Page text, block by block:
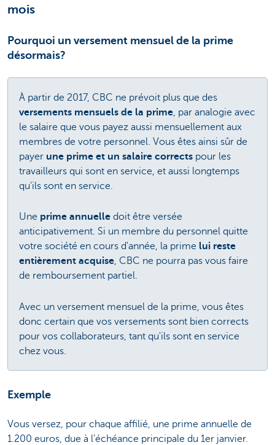
mois
Pourquoi un versement mensuel de la prime
désormais?
À partir de 2017, CBC ne prévoit plus que des
versements mensuels de la prime, par analogie avec
le salaire que vous payez aussi mensuellement aux
membres de votre personnel. Vous êtes ainsi sûr de
payer une prime et un salaire corrects pour les
travailleurs qui sont en service, et aussi longtemps
qu'ils sont en service.
Une prime annuelle doit être versée
anticipativement. Si un membre du personnel quitte
votre société en cours d'année, la prime lui reste
entièrement acquise, CBC ne pourra pas vous faire
de remboursement partiel.
Avec un versement mensuel de la prime, vous êtes
donc certain que vos versements sont bien corrects
pour vos collaborateurs, tant qu'ils sont en service
chez vous.
Exemple
Vous versez, pour chaque affilié, une prime annuelle de
1.200 euros, due à l’échéance principale du 1er janvier.